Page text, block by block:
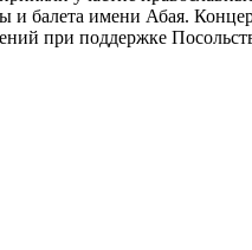
и балета имени Абая.
при поддержке